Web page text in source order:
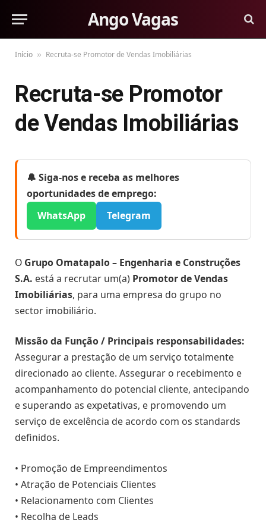
Ango Vagas
Início » Recruta-se Promotor de Vendas Imobiliárias
Recruta-se Promotor
de Vendas Imobiliárias
🔔 Siga-nos e receba as melhores
oportunidades de emprego:
WhatsApp
Telegram
O Grupo Omatapalo – Engenharia e Construções
S.A. está a recrutar um(a) Promotor de Vendas
Imobiliárias, para uma empresa do grupo no
sector imobiliário.
Missão da Função / Principais responsabilidades:
Assegurar a prestação de um serviço totalmente
direcionado ao cliente. Assegurar o recebimento e
acompanhamento do potencial cliente, antecipando
e superando as expetativas, e promovendo um
serviço de excelência de acordo com os standards
definidos.
• Promoção de Empreendimentos
• Atração de Potenciais Clientes
• Relacionamento com Clientes
• Recolha de Leads